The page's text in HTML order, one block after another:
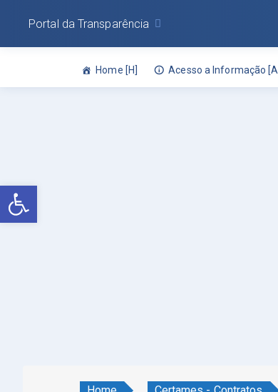
Abrir a barra de ferramentas
Home [H] Acesso a Informação [A]
Portal da Transparência